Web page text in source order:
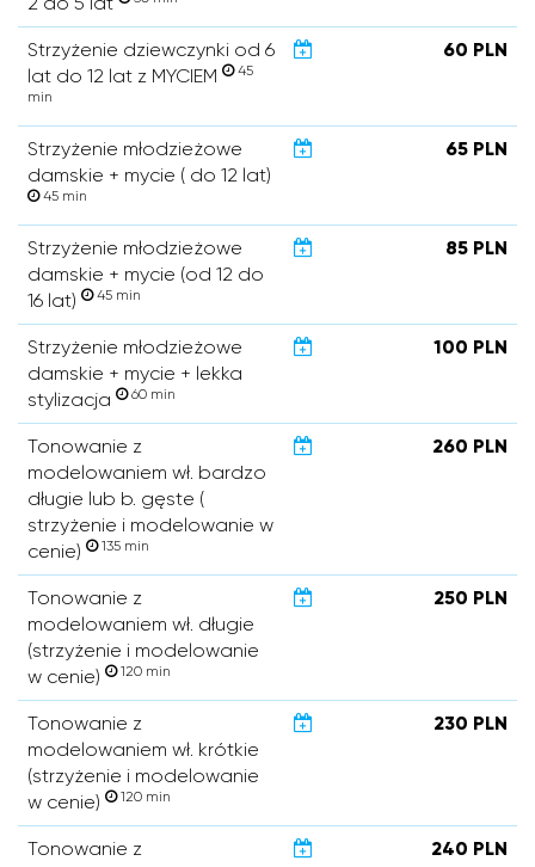
Strzyżenie dziewczynki od 6
lat do 12 lat z MYCIEM
45
min
60 PLN
Strzyżenie młodzieżowe
damskie + mycie ( do 12 lat)
45 min
65 PLN
Strzyżenie młodzieżowe
damskie + mycie (od 12 do
16 lat)
45 min
85 PLN
Strzyżenie młodzieżowe
damskie + mycie + lekka
stylizacja
60 min
100 PLN
Tonowanie z
modelowaniem wł. bardzo
długie lub b. gęste (
strzyżenie i modelowanie w
cenie)
135 min
260 PLN
Tonowanie z
modelowaniem wł. długie
(strzyżenie i modelowanie
w cenie)
120 min
250 PLN
Tonowanie z
modelowaniem wł. krótkie
(strzyżenie i modelowanie
w cenie)
120 min
230 PLN
Tonowanie z
240 PLN